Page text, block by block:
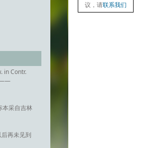
in Contr.
——
本采自吉林
再未见到
议，请联系我们